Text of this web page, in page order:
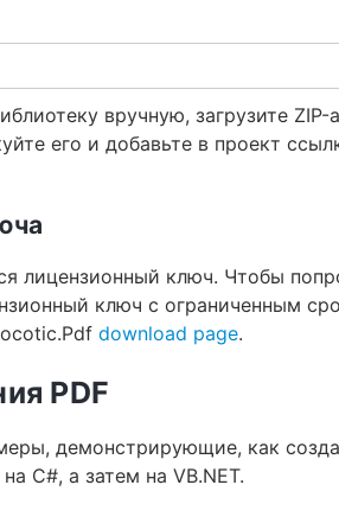
вручную, загрузите ZIP-
его и добавьте в проект
лицензионный ключ. Чтобы
ключ с ограниченным
download page.
PDF
демонстрирующие, как
C#, а затем на VB.NET.